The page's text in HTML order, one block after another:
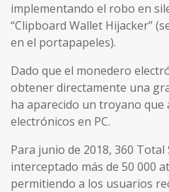
implementando el robo en
“Clipboard Wallet Hijacker”
en el portapapeles).
Dado que el monedero
obtener directamente una
ha aparecido un troyano que
electrónicos en PC.
Para junio de 2018, 360 Total
interceptado más de 50 000
permitiendo a los usuarios